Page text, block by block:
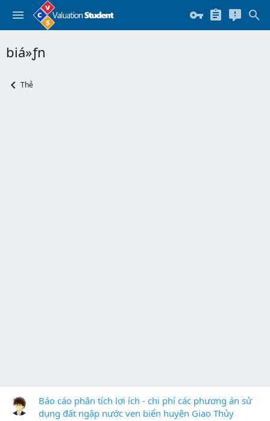
biá»ƒn
Thẻ
Báo cáo phân tích lợi ích - chi phí các phương án sử
dụng đất ngập nước ven biển huyện Giao Thủy